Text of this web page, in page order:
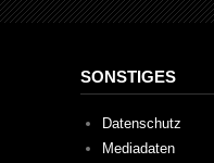
SONSTIGES
Datenschutz
Mediadaten